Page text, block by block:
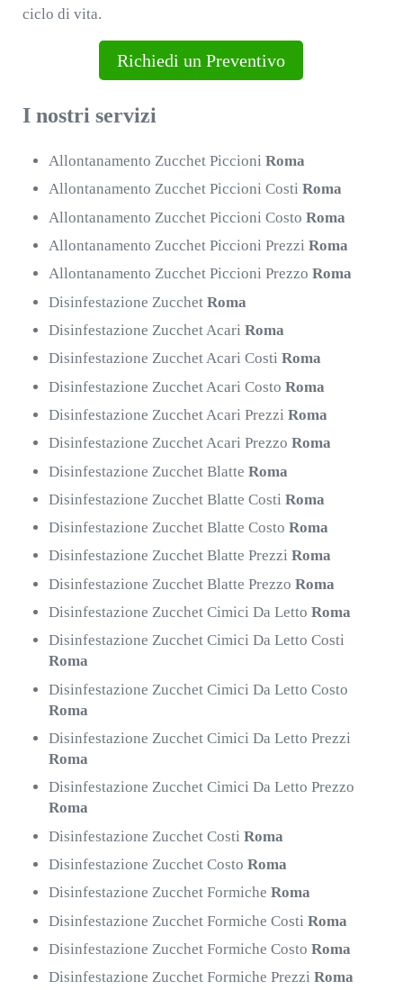
ciclo di vita.
Richiedi un Preventivo
I nostri servizi
Allontanamento Zucchet PiccioniRoma
Allontanamento Zucchet Piccioni CostiRoma
Allontanamento Zucchet Piccioni CostoRoma
Allontanamento Zucchet Piccioni PrezziRoma
Allontanamento Zucchet Piccioni PrezzoRoma
Disinfestazione ZucchetRoma
Disinfestazione Zucchet AcariRoma
Disinfestazione Zucchet Acari CostiRoma
Disinfestazione Zucchet Acari CostoRoma
Disinfestazione Zucchet Acari PrezziRoma
Disinfestazione Zucchet Acari PrezzoRoma
Disinfestazione Zucchet BlatteRoma
Disinfestazione Zucchet Blatte CostiRoma
Disinfestazione Zucchet Blatte CostoRoma
Disinfestazione Zucchet Blatte PrezziRoma
Disinfestazione Zucchet Blatte PrezzoRoma
Disinfestazione Zucchet Cimici Da LettoRoma
Disinfestazione Zucchet Cimici Da Letto Costi
Roma
Disinfestazione Zucchet Cimici Da Letto Costo
Roma
Disinfestazione Zucchet Cimici Da Letto Prezzi
Roma
Disinfestazione Zucchet Cimici Da Letto Prezzo
Roma
Disinfestazione Zucchet CostiRoma
Disinfestazione Zucchet CostoRoma
Disinfestazione Zucchet FormicheRoma
Disinfestazione Zucchet Formiche CostiRoma
Disinfestazione Zucchet Formiche CostoRoma
Disinfestazione Zucchet Formiche PrezziRoma